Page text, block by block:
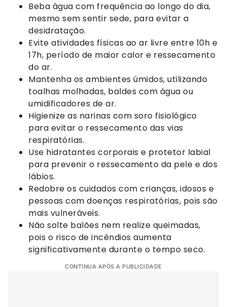
Beba água com frequência ao longo do dia,
mesmo sem sentir sede, para evitar a
desidratação.
Evite atividades físicas ao ar livre entre 10h e
17h, período de maior calor e ressecamento
do ar.
Mantenha os ambientes úmidos, utilizando
toalhas molhadas, baldes com água ou
umidificadores de ar.
Higienize as narinas com soro fisiológico
para evitar o ressecamento das vias
respiratórias.
Use hidratantes corporais e protetor labial
para prevenir o ressecamento da pele e dos
lábios.
Redobre os cuidados com crianças, idosos e
pessoas com doenças respiratórias, pois são
mais vulneráveis.
Não solte balões nem realize queimadas,
pois o risco de incêndios aumenta
significativamente durante o tempo seco.
CONTINUA APÓS A PUBLICIDADE